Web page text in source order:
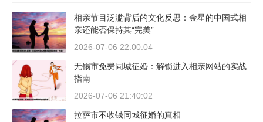
相亲节目泛滥背后的文化反思：金星的中国式相
亲还能否保持其“完美”
2026-07-06 22:00:04
无锡市免费同城征婚：解锁进入相亲网站的实战
指南
2026-07-06 21:40:02
拉萨市不收钱同城征婚的真相